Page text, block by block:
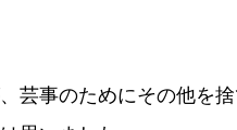
芸事のためにその他を